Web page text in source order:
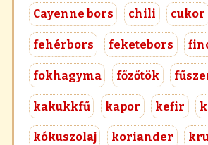
Cayenne bors chili cukor
fehérbors feketebors
fokhagyma főzőtök
kakukkfű kapor kefir
kókuszolaj koriander